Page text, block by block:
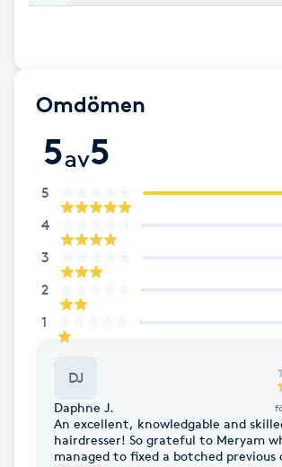
Fransborttagning
Fransfärgning
Fransförlängning
Fransförlängning Megavolym
Fransförlängning Volym
Omdömen
5av5
5
4
3
2
1
DJ
Daphne J.
An excellent, knowledgable and
hairdresser! So grateful to Meryam
managed to fixed a botched previous